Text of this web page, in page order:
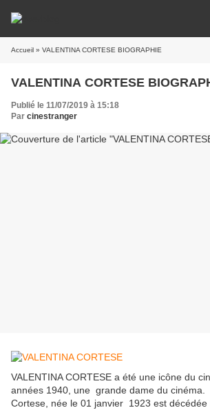
Accueil » VALENTINA CORTESE BIOGRAPHIE
VALENTINA CORTESE
Publié le 11/07/2019 à 15:18
Par cinestranger
VALENTINA CORTESE a été une icône du
années 1940, une grande dame du cinéma.
Cortese, née le 01 janvier 1923 est